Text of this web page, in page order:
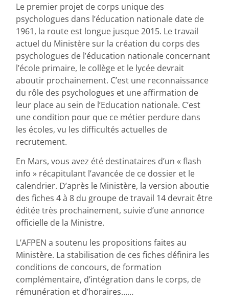
Le premier projet de corps unique des
psychologues dans l’éducation nationale date de
1961, la route est longue jusque 2015. Le travail
actuel du Ministère sur la création du corps des
psychologues de l’éducation nationale concernant
l’école primaire, le collège et le lycée devrait
aboutir prochainement. C’est une reconnaissance
du rôle des psychologues et une affirmation de
leur place au sein de l’Education nationale. C’est
une condition pour que ce métier perdure dans
les écoles, vu les difficultés actuelles de
recrutement.
En Mars, vous avez été destinataires d’un « flash
info » récapitulant l’avancée de ce dossier et le
calendrier. D’après le Ministère, la version aboutie
des fiches 4 à 8 du groupe de travail 14 devrait être
éditée très prochainement, suivie d’une annonce
officielle de la Ministre.
L’AFPEN a soutenu les propositions faites au
Ministère. La stabilisation de ces fiches définira les
conditions de concours, de formation
complémentaire, d’intégration dans le corps, de
rémunération et d’horaires……